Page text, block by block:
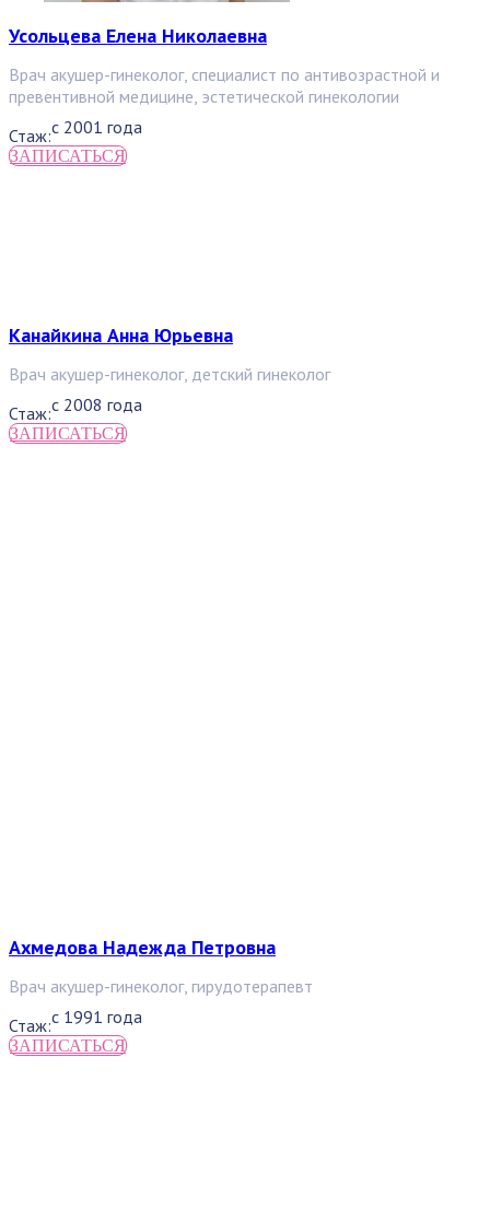
Усольцева Елена Николаевна
Врач акушер-гинеколог, специалист по антивозрастной и
превентивной медицине, эстетической гинекологии
Стаж:с 2001 года
ЗАПИСАТЬСЯ
Канайкина Анна Юрьевна
Врач акушер-гинеколог, детский гинеколог
Стаж:с 2008 года
ЗАПИСАТЬСЯ
Ахмедова Надежда Петровна
Врач акушер-гинеколог, гирудотерапевт
Стаж:с 1991 года
ЗАПИСАТЬСЯ